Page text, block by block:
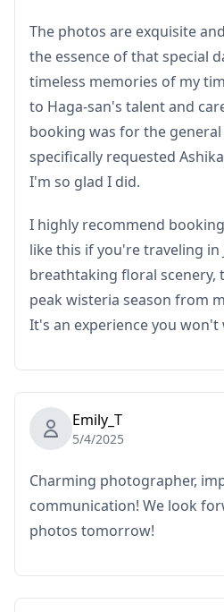
The photos are exquisite
the essence of that special
timeless memories of my
to Haga-san's talent and
booking was for the
specifically requested
I'm so glad I did.
I highly recommend
like this if you're traveling in
breathtaking floral
peak wisteria season from
It's an experience you won't
Emily_T
5/4/2025
Charming photographer,
communication! We look
photos tomorrow!